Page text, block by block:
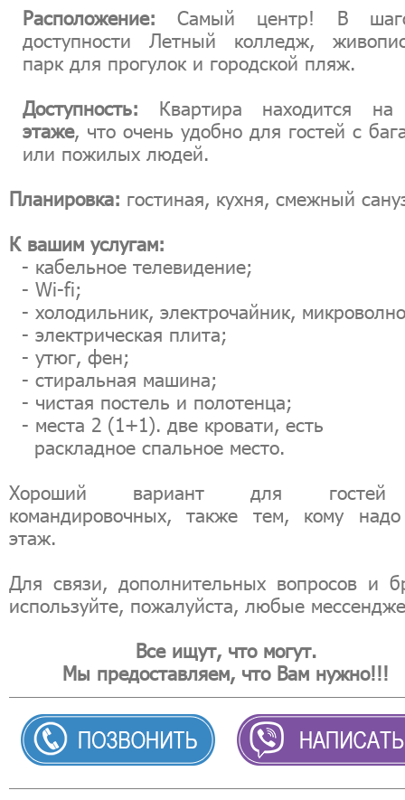
Расположение: Самый центр! В
доступности Летный колледж,
парк для прогулок и городской пляж.
Доступность: Квартира находится
этаже, что очень удобно для гостей с
или пожилых людей.
Планировка: гостиная, кухня, смежный
К вашим услугам:
- кабельное телевидение;
- Wi-fi;
- холодильник, электрочайник,
- электрическая плита;
- утюг, фен;
- стиральная машина;
- чистая постель и полотенца;
- места 2 (1+1). две кровати, есть
раскладное спальное место.
Хороший вариант для
командировочных, также тем, кому
этаж.
Для связи, дополнительных вопросов и
используйте, пожалуйста, любые
Все ищут, что могут.
Мы предоставляем, что Вам нужно!!!